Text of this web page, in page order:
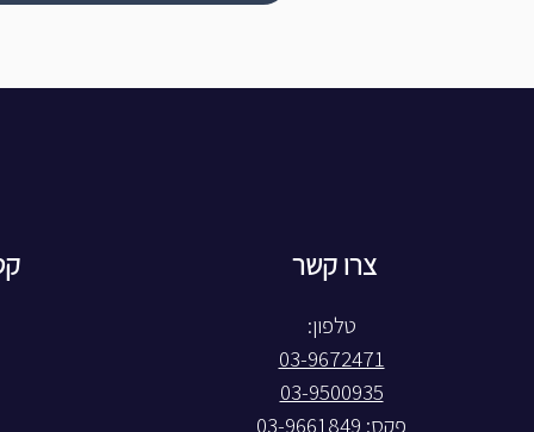
צרו קשר
טלפון:
03-9672471
03-9500935
פקס: 03-9661849